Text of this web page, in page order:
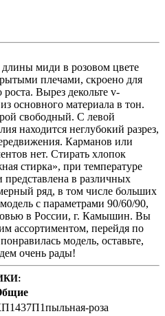
миди в розовом цвете
плечами, скроено для
Вырез декольте v-
основного материала в тон.
свободный. С левой
находится неглубокий разрез,
Карманов или
нет. Стирать хлопок
стирка», при температуре
в различных
ряд, в том числе больших
с параметрами 90/60/90,
в России, г. Камышин. Вы
ассортиментом, перейдя по
модель, оставьте,
очень рады!
роза